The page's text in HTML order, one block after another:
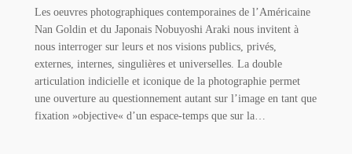
Les oeuvres photographiques contemporaines de l’Américaine
Nan Goldin et du Japonais Nobuyoshi Araki nous invitent à
nous interroger sur leurs et nos visions publics, privés,
externes, internes, singulières et universelles. La double
articulation indicielle et iconique de la photographie permet
une ouverture au questionnement autant sur l’image en tant que
fixation »objective« d’un espace-temps que sur la…